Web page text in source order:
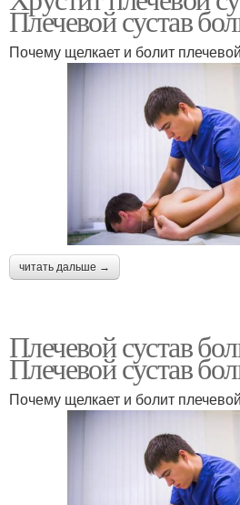
Плечевой сустав
Почему щелкает и болит
читать дальше →
Плечевой сустав
Плечевой сустав
Почему щелкает и болит